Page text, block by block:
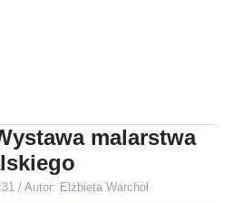
malarstwa
/ Autor: Elżbieta Warchoł